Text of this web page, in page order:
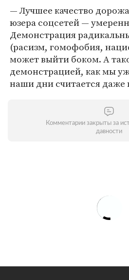
— Лучшее качество
юзера соцсетей —
Демонстрация
(расизм, гомофобия,
может выйти боком. А
демонстрацией, как мы
наши дни считается даже
Комментарии закрыты за
давности